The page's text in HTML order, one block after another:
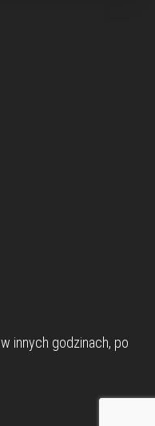
w innych godzinach, po